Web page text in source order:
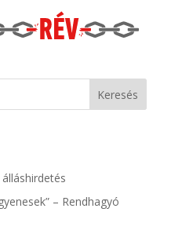
Keresés
– Rendhagyó